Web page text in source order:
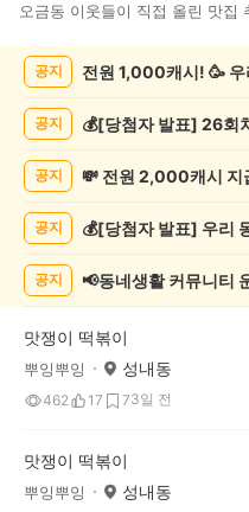
오금동 이웃들이 직접 올린 맛집
록
공지 전원 1,000캐시! 🥳
공지
공지
공지
공지 📢동네생활 커뮤니티
맛쟁이 떡볶이
뿌잉뿌잉 성내동
462 17 73일 전
맛쟁이 떡볶이
뿌잉뿌잉 성내동